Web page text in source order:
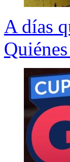
A días